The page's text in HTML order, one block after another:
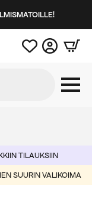
TILAUKSIIN
SUURIN VALIKOIMA